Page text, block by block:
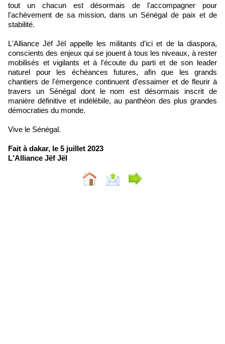
tout un chacun est désormais de l'accompagner pour
l'achèvement de sa mission, dans un Sénégal de paix et de
stabilité.
L'Alliance Jëf Jël appelle les militants d'ici et de la diaspora,
conscients des enjeux qui se jouent à tous les niveaux, à rester
mobilisés et vigilants et à l'écoute du parti et de son leader
naturel pour les échéances futures, afin que les grands
chantiers de l'émergence continuent d'essaimer et de fleurir à
travers un Sénégal dont le nom est désormais inscrit de
manière définitive et indélébile, au panthéon des plus grandes
démocraties du monde.
Vive le Sénégal.
Fait à dakar, le 5 juillet 2023
L'Alliance Jëf Jël